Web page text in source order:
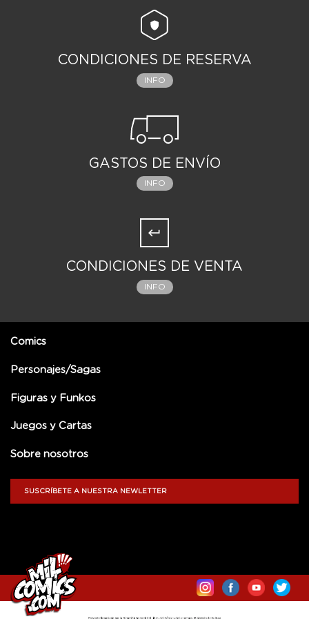
CONDICIONES DE RESERVA
INFO
GASTOS DE ENVÍO
INFO
CONDICIONES DE VENTA
INFO
Comics
Personajes/Sagas
Figuras y Funkos
Juegos y Cartas
Sobre nosotros
SUSCRÍBETE A NUESTRA NEWLETTER